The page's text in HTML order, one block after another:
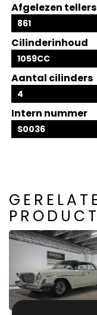
Afgelezen
861
Cilinderinhoud
1059CC
Aantal cilinders
4
Intern nummer
S0036